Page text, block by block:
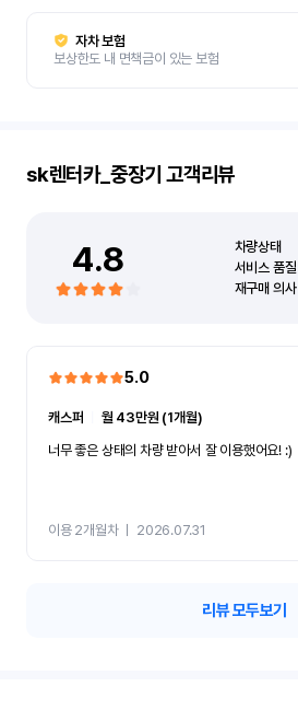
자차 보험
보상한도 내 면책금이 있는 보험
sk렌터카_중장기 고객리뷰
4.8 차량상태
서비스 품질
재구매 의사
5.0
캐스퍼
월 43만원 (1개월)
너무 좋은 상태의 차량 받아서 잘 이용했어요! :)
이용 2개월차ㅣ 2026.07.31
리뷰 모두보기